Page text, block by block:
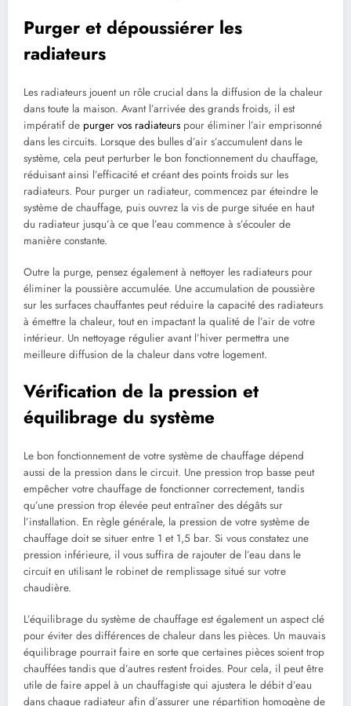
Purger et dépoussiérer les
radiateurs
Les radiateurs jouent un rôle crucial dans la diffusion de la chaleur
dans toute la maison. Avant l’arrivée des grands froids, il est
impératif de purger vos radiateurs pour éliminer l’air emprisonné
dans les circuits. Lorsque des bulles d’air s’accumulent dans le
système, cela peut perturber le bon fonctionnement du chauffage,
réduisant ainsi l’efficacité et créant des points froids sur les
radiateurs. Pour purger un radiateur, commencez par éteindre le
système de chauffage, puis ouvrez la vis de purge située en haut
du radiateur jusqu’à ce que l’eau commence à s’écouler de
manière constante.
Outre la purge, pensez également à nettoyer les radiateurs pour
éliminer la poussière accumulée. Une accumulation de poussière
sur les surfaces chauffantes peut réduire la capacité des radiateurs
à émettre la chaleur, tout en impactant la qualité de l’air de votre
intérieur. Un nettoyage régulier avant l’hiver permettra une
meilleure diffusion de la chaleur dans votre logement.
Vérification de la pression et
équilibrage du système
Le bon fonctionnement de votre système de chauffage dépend
aussi de la pression dans le circuit. Une pression trop basse peut
empêcher votre chauffage de fonctionner correctement, tandis
qu’une pression trop élevée peut entraîner des dégâts sur
l’installation. En règle générale, la pression de votre système de
chauffage doit se situer entre 1 et 1,5 bar. Si vous constatez une
pression inférieure, il vous suffira de rajouter de l’eau dans le
circuit en utilisant le robinet de remplissage situé sur votre
chaudière.
L’équilibrage du système de chauffage est également un aspect clé
pour éviter des différences de chaleur dans les pièces. Un mauvais
équilibrage pourrait faire en sorte que certaines pièces soient trop
chauffées tandis que d’autres restent froides. Pour cela, il peut être
utile de faire appel à un chauffagiste qui ajustera le débit d’eau
dans chaque radiateur afin d’assurer une répartition homogène de